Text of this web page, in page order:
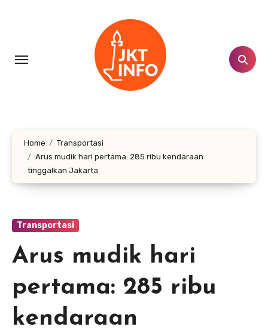
Home
Transportasi
Arus mudik hari pertama: 285 ribu kendaraan
tinggalkan Jakarta
Transportasi
Arus mudik hari
pertama: 285 ribu
kendaraan